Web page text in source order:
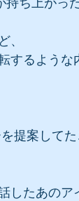
ち上がった
、
するような
提案してた
したあのア